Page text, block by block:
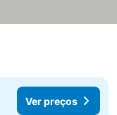
Ver preços